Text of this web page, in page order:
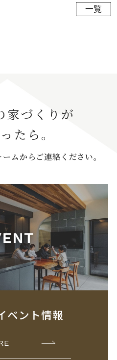
一覧
家づくりが
たら。
ムからご連絡ください。
ベント情報